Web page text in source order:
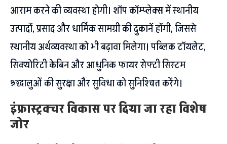
आराम करने की व्यवस्था होगी। शॉप कॉम्प्लेक्स में स्थानीय
उत्पादों, प्रसाद और धार्मिक सामग्री की दुकानें होंगी, जिससे
स्थानीय अर्थव्यवस्था को भी बढ़ावा मिलेगा। पब्लिक टॉयलेट,
सिक्योरिटी केबिन और आधुनिक फायर सेफ्टी सिस्टम
श्रद्धालुओं की सुरक्षा और सुविधा को सुनिश्चित करेंगे।
इंफ्रास्ट्रक्चर विकास पर दिया जा रहा विशेष
जोर